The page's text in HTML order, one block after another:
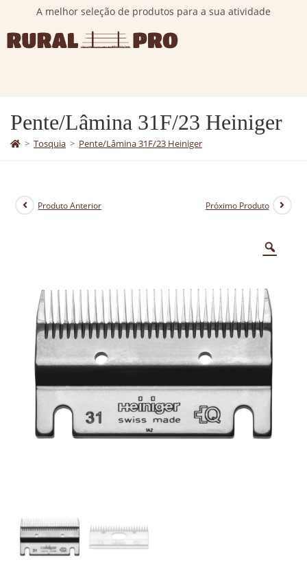
A melhor seleção de produtos para a sua atividade
Pente/Lâmina 31F/23 Heiniger
> Tosquia > Pente/Lâmina 31F/23 Heiniger
Produto Anterior Próximo Produto